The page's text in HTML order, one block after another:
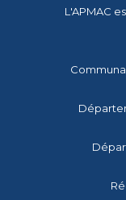
L'APMAC